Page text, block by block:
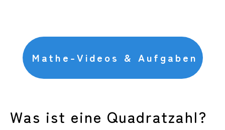
Mathe-Videos & Aufgaben
Was ist eine Quadratzahl?